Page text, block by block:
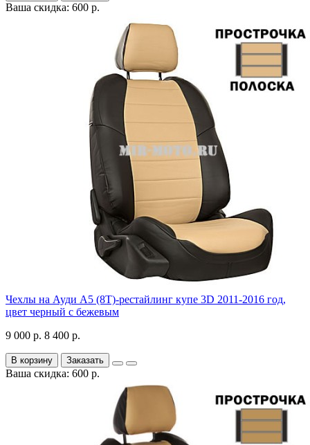
Ваша скидка: 600 р.
Чехлы на Ауди А5 (8Т)-рестайлинг купе 3D 2011-2016 год,
цвет черный с бежевым
9 000 р. 8 400 р.
В корзину Заказать
Ваша скидка: 600 р.